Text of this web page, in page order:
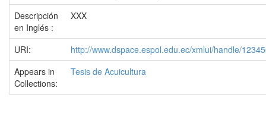
Descripción
en Inglés :
XXX
URI:
http://www.dspace.espol.edu.ec/xmlui/handle/
Appears in
Collections:
Tesis de Acuicultura